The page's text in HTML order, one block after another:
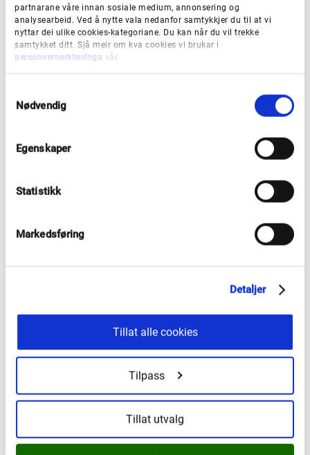
partnarane våre innan sosiale medium, annonsering og
analysearbeid. Ved å nytte vala nedanfor samtykkjer du til at vi
nyttar dei ulike cookies-kategoriane. Du kan når du vil trekke
samtykket ditt. Sjå meir om kva cookies vi brukar i
personvernerklæringa vår.
Nødvendig
Egenskaper
Statistikk
Markedsføring
Detaljer
Tillat alle cookies
Tilpass
Tillat utvalg
bruker innan opplæring og karriere.
Korleis skal skuletilbodet i
Vestland vere?
Vestland fylkeskommune 1. oktober 2024.